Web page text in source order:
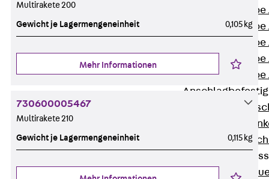
Zahnschraube
Zahnschraube
Zahnschraube
Zahnschraube
Zahnschraube
Zurück
Multirakete 200
Gewicht je Lagermengeneinheit 0,105 kg
Mehr Informationen
730600005467
Multirakete 210
Gewicht je Lagermengeneinheit 0,115 kg